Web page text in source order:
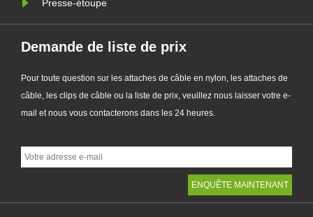
Presse-étoupe
Demande de liste de prix
Pour toute question sur les attaches de câble en nylon, les attaches de
câble, les clips de câble ou la liste de prix, veuillez nous laisser votre e-
mail et nous vous contacterons dans les 24 heures.